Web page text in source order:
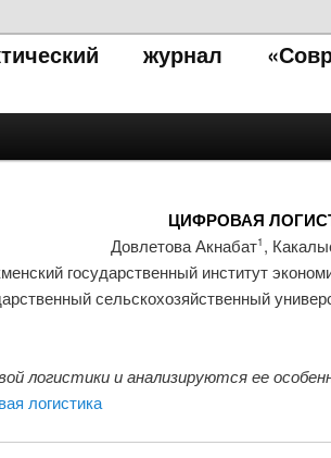
журнал
ЦИФРОВАЯ
Довлетова Акнабат1 ,
государственный институт
сельскохозяйственный
логистики и анализируются ее
логистика